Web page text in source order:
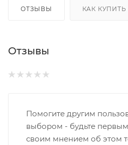
ОТЗЫВЫ КАК КУПИТЬ
Отзывы
Помогите другим
выбором - будьте
своим мнением об этом